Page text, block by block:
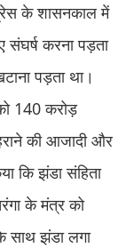
के शासनकाल में
संघर्ष करना पड़ता
पड़ता था।
140 करोड़
की आजादी और
कि झंडा संहिता
के मंत्र को
साथ झंडा लगा